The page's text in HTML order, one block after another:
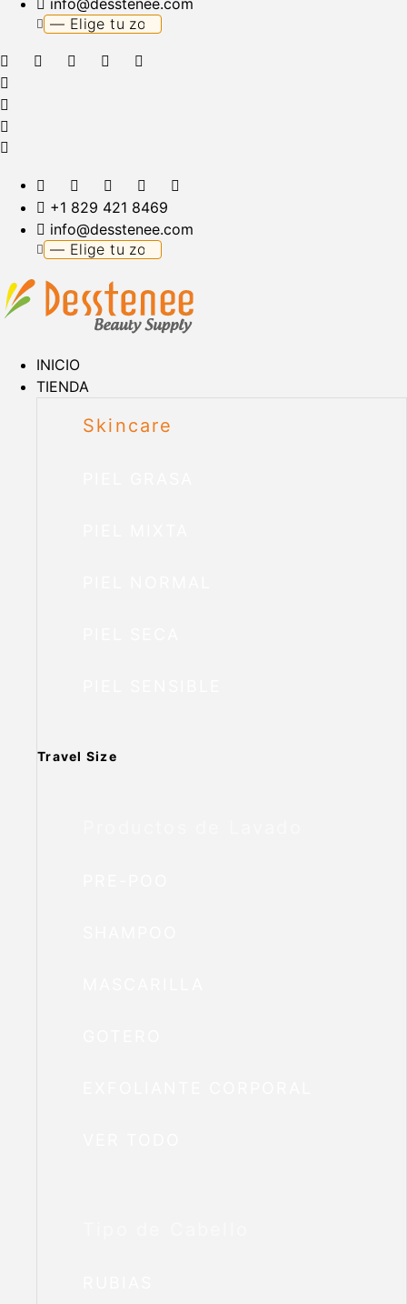
info@desstenee.com
+1 829 421 8469
info@desstenee.com
INICIO
TIENDA
Skincare
Travel Size